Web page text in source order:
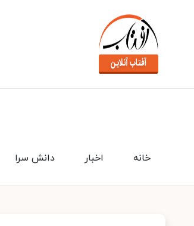
دانش سرا اخبار خانه